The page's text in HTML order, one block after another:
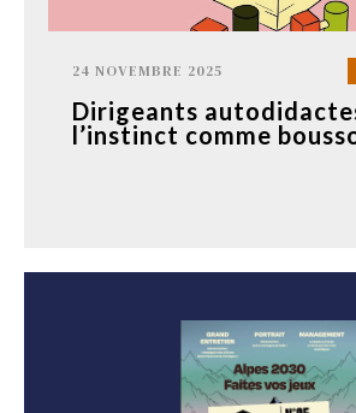
24 NOVEMBRE 2025
Dirigeants
l’instinct comme